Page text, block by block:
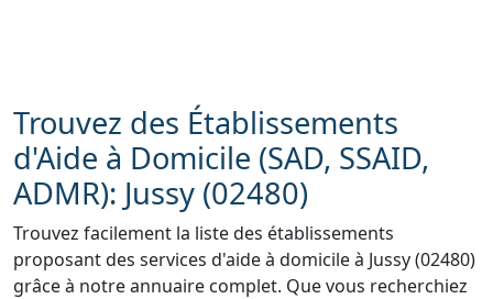
Trouvez des Établissements
d'Aide à Domicile (SAD, SSAID,
ADMR): Jussy (02480)
Trouvez facilement la liste des établissements
proposant des services d'aide à domicile à Jussy (02480)
grâce à notre annuaire complet. Que vous recherchiez